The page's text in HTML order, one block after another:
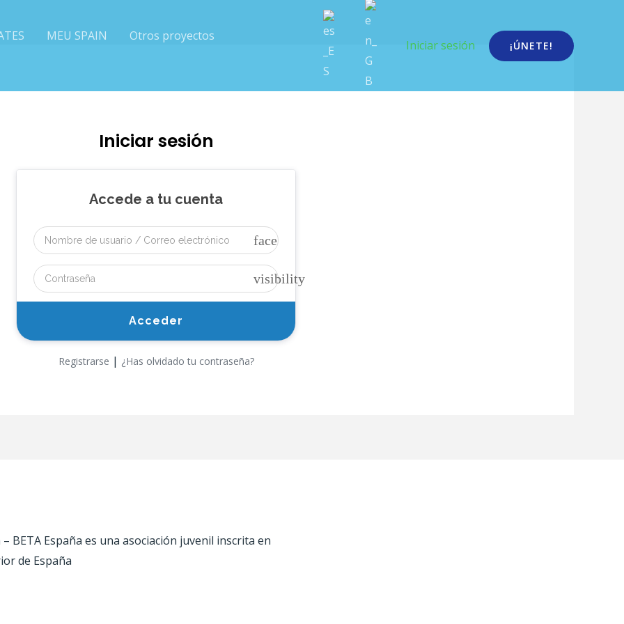
MEU SPAIN
Otros proyectos
Iniciar sesión ¡ÚNETE!
Iniciar sesión
Accede a tu cuenta
face
visibility
Registrarse | ¿Has olvidado tu contraseña?
España es una asociación juvenil inscrita en
de España